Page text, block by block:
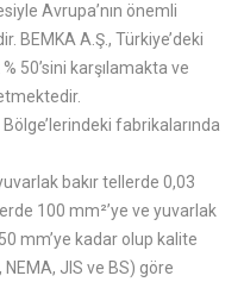
Avrupa’nın önemli
BEMKA A.Ş., Türkiye’deki
50’sini karşılamakta ve
fabrikalarında
bakır tellerde 0,03
100 mm²’ye ve yuvarlak
mm’ye kadar olup kalite
NEMA, JIS ve BS) göre